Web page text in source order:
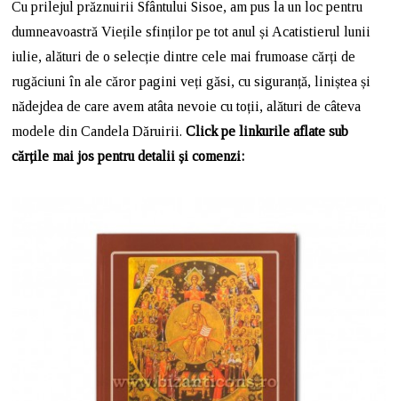
Cu prilejul prăznuirii Sfântului Sisoe, am pus la un loc pentru
dumneavoastră Viețile sfinților pe tot anul și Acatistierul lunii
iulie, alături de o selecție dintre cele mai frumoase cărți de
rugăciuni în ale căror pagini veți găsi, cu siguranță, liniștea și
nădejdea de care avem atâta nevoie cu toții, alături de câteva
modele din Candela Dăruirii.Click pe linkurile aflate sub
cărțile mai jos pentru detalii și comenzi: